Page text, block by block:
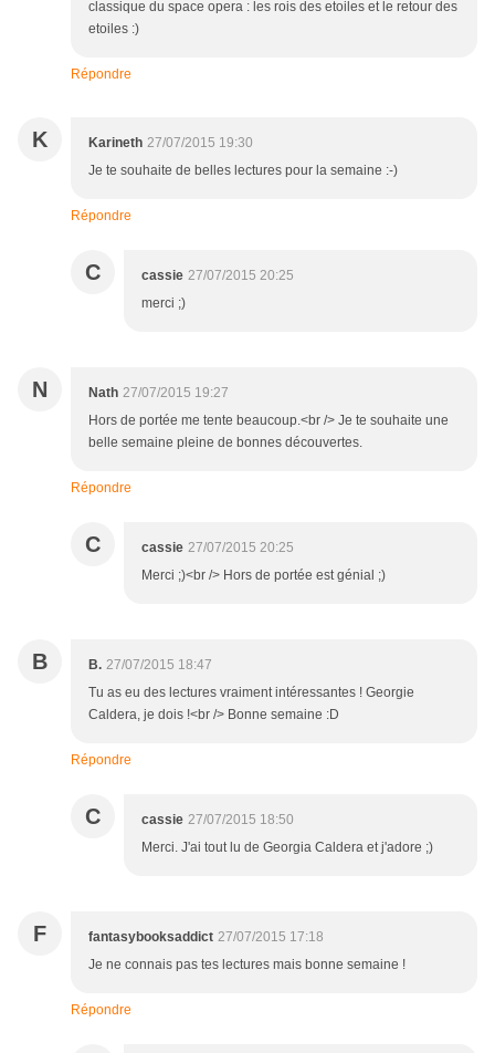
classique du space opera : les rois des etoiles et le retour des
etoiles :)
Répondre
K Karineth 27/07/2015 19:30
Je te souhaite de belles lectures pour la semaine :-)
Répondre
C cassie 27/07/2015 20:25
merci ;)
N Nath 27/07/2015 19:27
Hors de portée me tente beaucoup.<br /> Je te souhaite une
belle semaine pleine de bonnes découvertes.
Répondre
C cassie 27/07/2015 20:25
Merci ;)<br /> Hors de portée est génial ;)
B B. 27/07/2015 18:47
Tu as eu des lectures vraiment intéressantes ! Georgie
Caldera, je dois !<br /> Bonne semaine :D
Répondre
C cassie 27/07/2015 18:50
Merci. J'ai tout lu de Georgia Caldera et j'adore ;)
F fantasybooksaddict 27/07/2015 17:18
Je ne connais pas tes lectures mais bonne semaine !
Répondre